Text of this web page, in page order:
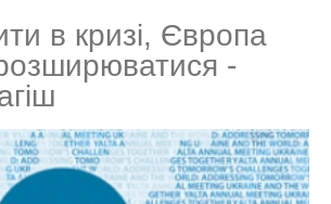
в кризі, Європа
-